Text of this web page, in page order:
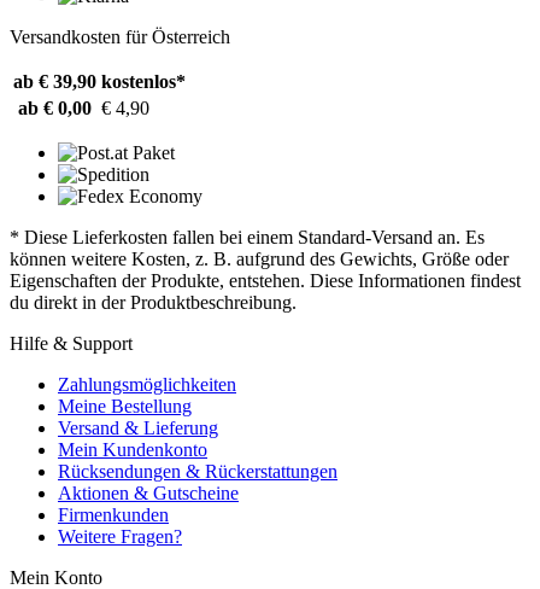
Versandkosten für Österreich
ab € 39,90 kostenlos*
ab € 0,00 € 4,90
* Diese Lieferkosten fallen bei einem Standard-Versand an. Es
können weitere Kosten, z. B. aufgrund des Gewichts, Größe oder
Eigenschaften der Produkte, entstehen. Diese Informationen findest
du direkt in der Produktbeschreibung.
Hilfe & Support
Zahlungsmöglichkeiten
Meine Bestellung
Versand & Lieferung
Mein Kundenkonto
Rücksendungen & Rückerstattungen
Aktionen & Gutscheine
Firmenkunden
Weitere Fragen?
Mein Konto